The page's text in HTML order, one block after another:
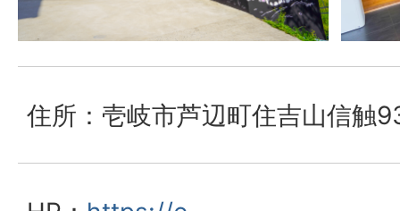
住所：壱岐市芦辺町住吉山信触